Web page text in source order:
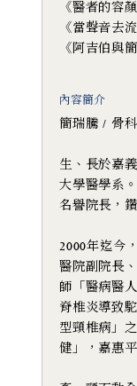
《醫者的容
《當聲音去
《阿吉伯與
內容簡介
簡瑞騰 / 骨
生、長於嘉
大學醫學系
名譽院長，
2000年迄今
醫院副院長
師「醫病醫
脊椎炎導致
型頸椎病」
健」，嘉惠